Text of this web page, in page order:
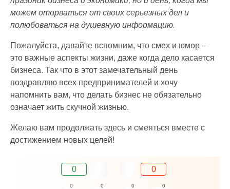
можем оторваться от своих серьезных дел и
полюбоваться на душевную информацию.
Пожалуйста, давайте вспомним, что смех и юмор –
это важные аспекты жизни, даже когда дело касается
бизнеса. Так что в этот замечательный день
поздравляю всех предпринимателей и хочу
напомнить вам, что делать бизнес не обязательно
означает жить скучной жизнью.
Желаю вам продолжать здесь и смеяться вместе с
достижением новых целей!
0 0
0 0 0 0